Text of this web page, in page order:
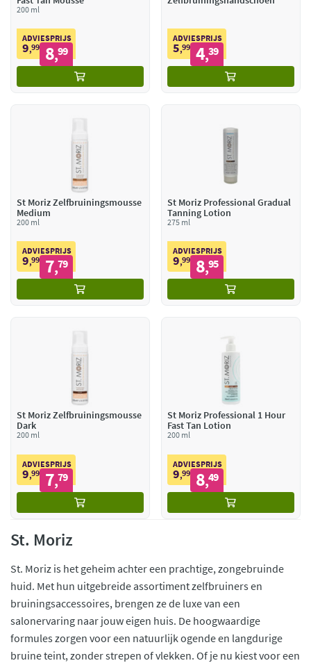
200 ml
ADVIESPRIJS
9,99 8,99
ADVIESPRIJS
5,99 4,39
St Moriz Zelfbruiningsmousse
Medium
200 ml
ADVIESPRIJS
9,99 7,79
St Moriz Professional Gradual
Tanning Lotion
275 ml
ADVIESPRIJS
9,99 8,95
St Moriz Zelfbruiningsmousse
Dark
200 ml
ADVIESPRIJS
9,99 7,79
St Moriz Professional 1 Hour
Fast Tan Lotion
200 ml
ADVIESPRIJS
9,99 8,49
St. Moriz
St. Moriz is het geheim achter een prachtige, zongebruinde
huid. Met hun uitgebreide assortiment zelfbruiners en
bruiningsaccessoires, brengen ze de luxe van een
salonervaring naar jouw eigen huis. De hoogwaardige
formules zorgen voor een natuurlijk ogende en langdurige
bruine teint, zonder strepen of vlekken. Of je nu kiest voor een